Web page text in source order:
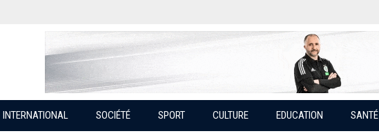
INTERNATIONAL SOCIÉTÉ SPORT CULTURE EDUCATION SANTÉ